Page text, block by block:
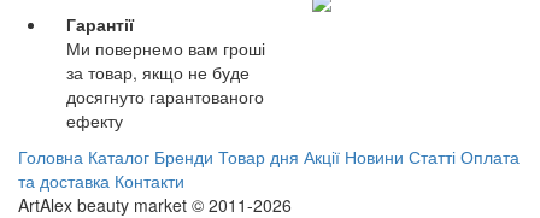
Гарантії
Ми повернемо вам гроші
за товар, якщо не буде
досягнуто гарантованого
ефекту
Головна Каталог Бренди Товар дня Акції Новини Статті Оплата
та доставка Контакти
ArtAlex beauty market © 2011-2026